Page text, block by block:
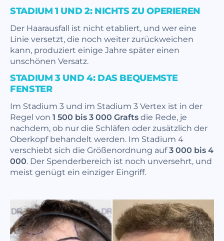
STADIUM 1 UND 2: NICHTS ZU OPERIEREN
Der Haarausfall ist nicht etabliert, und wer eine
Linie versetzt, die noch weiter zurückweichen
kann, produziert einige Jahre später einen
unschönen Versatz.
STADIUM 3 UND 4: DAS BEQUEMSTE
FENSTER
Im Stadium 3 und im Stadium 3 Vertex ist in der
Regel von 1 500 bis 3 000 Graftsdie Rede, je
nachdem, ob nur die Schläfen oder zusätzlich der
Oberkopf behandelt werden. Im Stadium 4
verschiebt sich die Größenordnung auf3 000 bis 4
000. Der Spenderbereich ist noch unversehrt, und
meist genügt ein einziger Eingriff.